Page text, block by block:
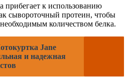
прибегает к использованию
сывороточный протеин, чтобы
количеством белка.
Jane
и надежная